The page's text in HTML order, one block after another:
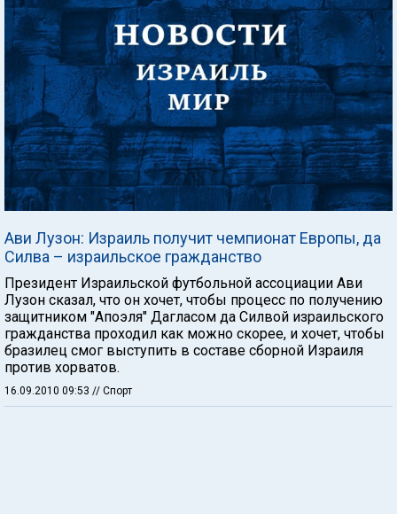
Ави Лузон: Израиль получит чемпионат Европы, да
Силва – израильское гражданство
Президент Израильской футбольной ассоциации Ави
Лузон сказал, что он хочет, чтобы процесс по получению
защитником "Апоэля" Дагласом да Силвой израильского
гражданства проходил как можно скорее, и хочет, чтобы
бразилец смог выступить в составе сборной Израиля
против хорватов.
16.09.2010 09:53 // Спорт